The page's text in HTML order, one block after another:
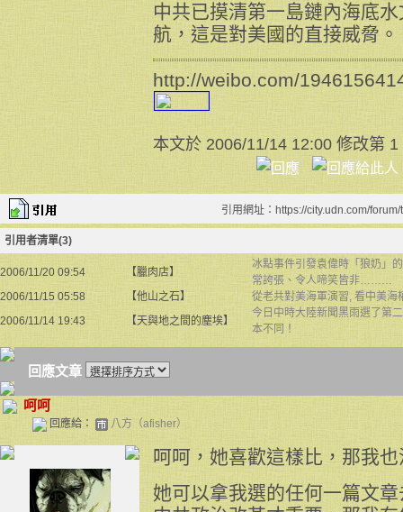
中共已摸清第一島鏈內海底
航，這是對美國的直接威脅。
http://weibo.com/
本文於2006/11/14 12:00 修改第 1
引用網址：https://city.udn.com/
引用者清單(3)
2006/11/20 09:54 【臘肉店】
冰點事件引發袁偉時「狼奶」
常誇張、令人啼笑皆非………
2006/11/15 05:58
【他山之石】
從老共對美海軍演習, 看中美海
2006/11/14 19:43
【天與地之間的塵埃】
今日中時大陸新聞黑雨選了第
本不同！
回應文章
呵呵
回應給： 八方（afisher）
呵呵，她喜歡這樣比，那我
她可以拿我選的任何一篇文